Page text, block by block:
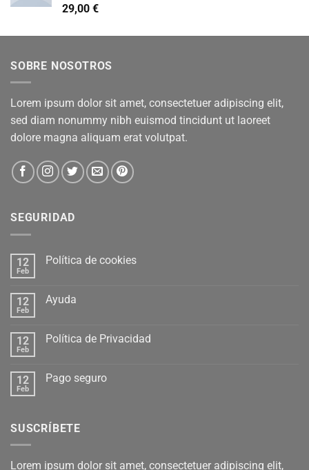
Valorado
con
29,00 €
SOBRE NOSOTROS
Lorem ipsum dolor sit amet, consectetuer adipiscing elit,
sed diam nonummy nibh euismod tincidunt ut laoreet
dolore magna aliquam erat volutpat.
SEGURIDAD
12
Feb
Política de cookies
12
Feb
Ayuda
12
Feb
Política de Privacidad
12
Feb
Pago seguro
SUSCRÍBETE
Lorem ipsum dolor sit amet, consectetuer adipiscing elit,